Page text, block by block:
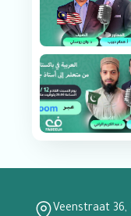
Veenstraat 36,